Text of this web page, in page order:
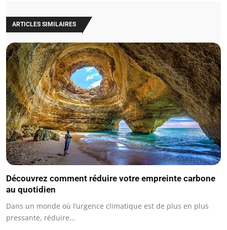
ARTICLES SIMILAIRES
Découvrez comment réduire votre empreinte carbone
au quotidien
Dans un monde où l’urgence climatique est de plus en plus
pressante, réduire…